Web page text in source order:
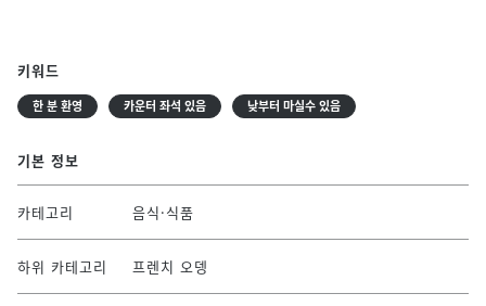
키워드
한 분 환영 카운터 좌석 있음 낮부터 마실수 있음
기본 정보
카테고리 음식·식품
하위 카테고리 프렌치 오뎅